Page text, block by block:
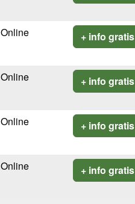
Online + info gratis
Online + info gratis
Online + info gratis
Online + info gratis